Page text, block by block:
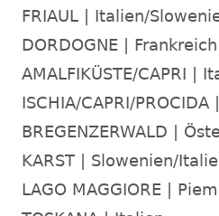
FRIAUL | Italien/
DORDOGNE | Frankreich
AMALFIKÜSTE/CAPRI |
ISCHIA/CAPRI/
BREGENZERWALD |
KARST | Slowenien/
LAGO MAGGIORE |